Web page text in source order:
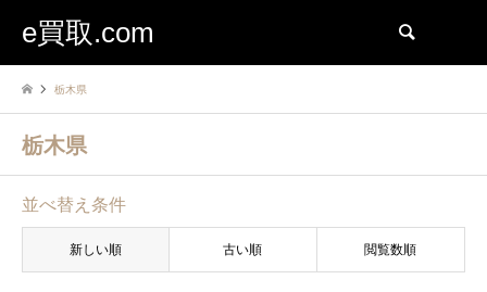
e買取.com
栃木県
栃木県
並べ替え条件
新しい順 古い順 閲覧数順